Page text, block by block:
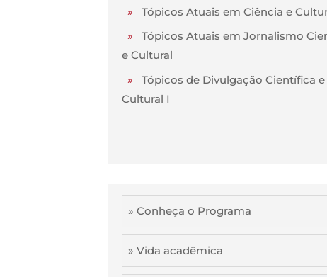
» Tópicos Atuais em Ciência e
» Tópicos Atuais em Jornalismo
e Cultural
» Tópicos de Divulgação Científica e
Cultural I
» Conheça o Programa
» Vida acadêmica